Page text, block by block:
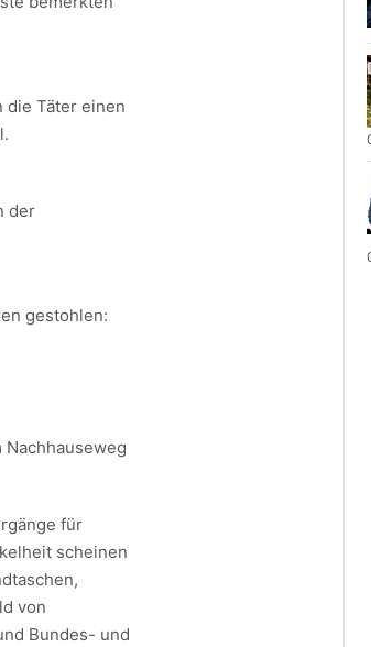
die Täter einen
der
gestohlen:
für
scheinen
von
Bundes- und